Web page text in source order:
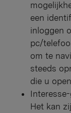
een
inloggen
pc/
om te
steeds
die u
Het kan